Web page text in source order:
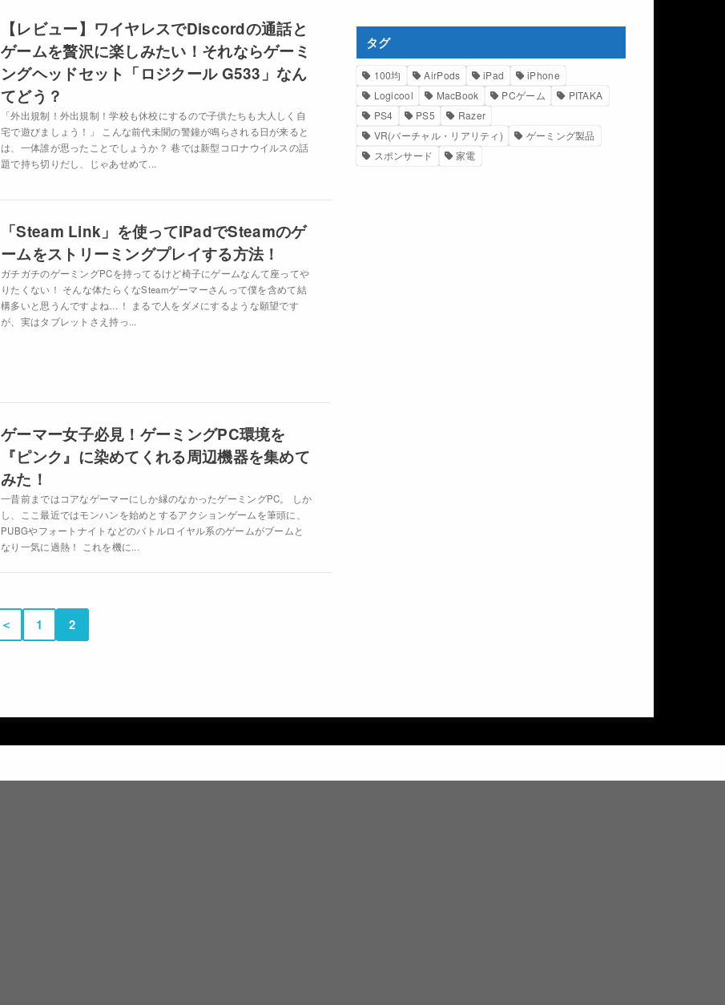
【レビュー】ワイヤレスでDiscordの通話と
ゲームを贅沢に楽しみたい！それならゲーミ
ングヘッドセット「ロジクール G533」なん
てどう？
「外出規制！外出規制！学校も休校にするので子供たちも大人しく自
宅で遊びましょう！」 こんな前代未聞の警鐘が鳴らされる日が来ると
は、一体誰が思ったことでしょうか？ 巷では新型コロナウイルスの話
題で持ち切りだし、じゃあせめて...
「Steam Link」を使ってiPadでSteamのゲ
ームをストリーミングプレイする方法！
ガチガチのゲーミングPCを持ってるけど椅子にゲームなんて座ってや
りたくない！ そんな体たらくなSteamゲーマーさんって僕を含めて結
構多いと思うんですよね…！ まるで人をダメにするような願望です
が、実はタブレットさえ持っ...
ゲーマー女子必見！ゲーミングPC環境を
『ピンク』に染めてくれる周辺機器を集めて
みた！
一昔前まではコアなゲーマーにしか縁のなかったゲーミングPC。 しか
し、ここ最近ではモンハンを始めとするアクションゲームを筆頭に、
PUBGやフォートナイトなどのバトルロイヤル系のゲームがブームと
なり一気に過熱！ これを機に...
＜ 1 2
タグ
100均 AirPods iPad
iPhone
Logicool
MacBook PCゲーム
PITAKA
PS4
PS5
Razer
VR(バーチャル・リアリティ)
ゲーミング製品
スポンサード
家電